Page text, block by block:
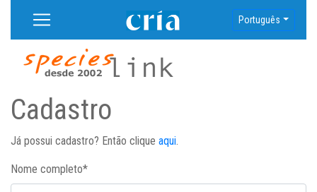
Português
Cadastro
Já possui cadastro? Então clique aqui.
Nome completo*